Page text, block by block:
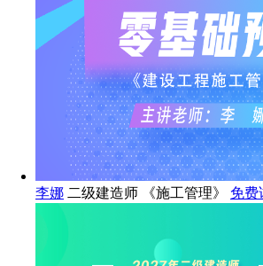
李娜 二级建造师 《施工管理》 免费